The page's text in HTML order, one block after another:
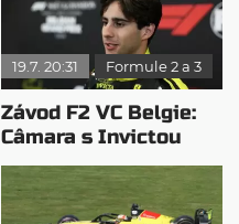
19.7. 20:31 Formule 2 a 3
Závod F2 VC Belgie:
Câmara s Invictou
ovládl Spa